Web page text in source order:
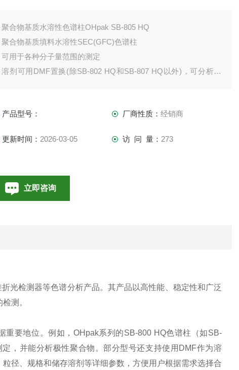
聚合物基质水溶性色谱柱OHpak SB-805 HQ
聚合物基质填料水溶性SEC(GFC)色谱柱
可用于各种分子量范围的测定
溶剂可用DMF置换(除SB-802 HQ和SB-807 HQ以外)，可分析极
产品型号： 厂商性质： 经销商
更新时间： 2026-03-05 访 问 量： 273
立即咨询
光检测器等色谱分析产品。其产品以高性能、稳定性和广泛
测。
要地位。例如，OHpak系列的SB-800 HQ色谱柱（如SB-
，并能分析极性聚合物。部分型号还支持使用DMF作为溶
径、规格和储存溶剂等详细参数，方便用户根据需求选择合